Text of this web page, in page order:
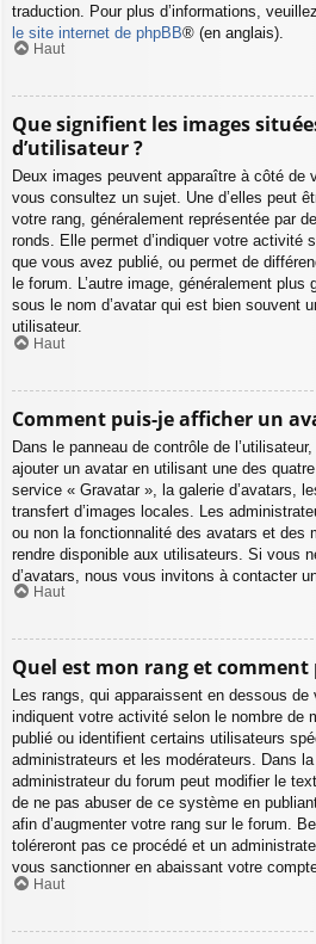
traduction. Pour plus d’informations,
le site internet de phpBB® (en anglais).
Haut
Que signifient les images
d’utilisateur ?
Deux images peuvent apparaître à côté de
vous consultez un sujet. Une d’elles peut
votre rang, généralement représentée par
ronds. Elle permet d’indiquer votre activité
que vous avez publié, ou permet de
le forum. L’autre image, généralement
sous le nom d’avatar qui est bien souvent
utilisateur.
Haut
Comment puis-je afficher un
Dans le panneau de contrôle de
ajouter un avatar en utilisant une des
service « Gravatar », la galerie d’avatars,
transfert d’images locales. Les
ou non la fonctionnalité des avatars et des
rendre disponible aux utilisateurs. Si vous
d’avatars, nous vous invitons à contacter
Haut
Quel est mon rang et comment
Les rangs, qui apparaissent en dessous de
indiquent votre activité selon le nombre de
publié ou identifient certains utilisateurs
administrateurs et les modérateurs. Dans
administrateur du forum peut modifier le
de ne pas abuser de ce système en
afin d’augmenter votre rang sur le forum.
toléreront pas ce procédé et un
vous sanctionner en abaissant votre
Haut